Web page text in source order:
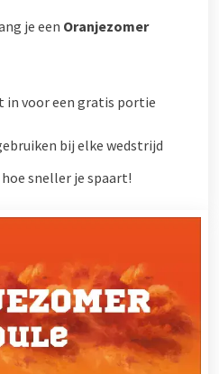
je een Oranjezomer
in voor een gratis portie
bij elke wedstrijd
sneller je spaart!